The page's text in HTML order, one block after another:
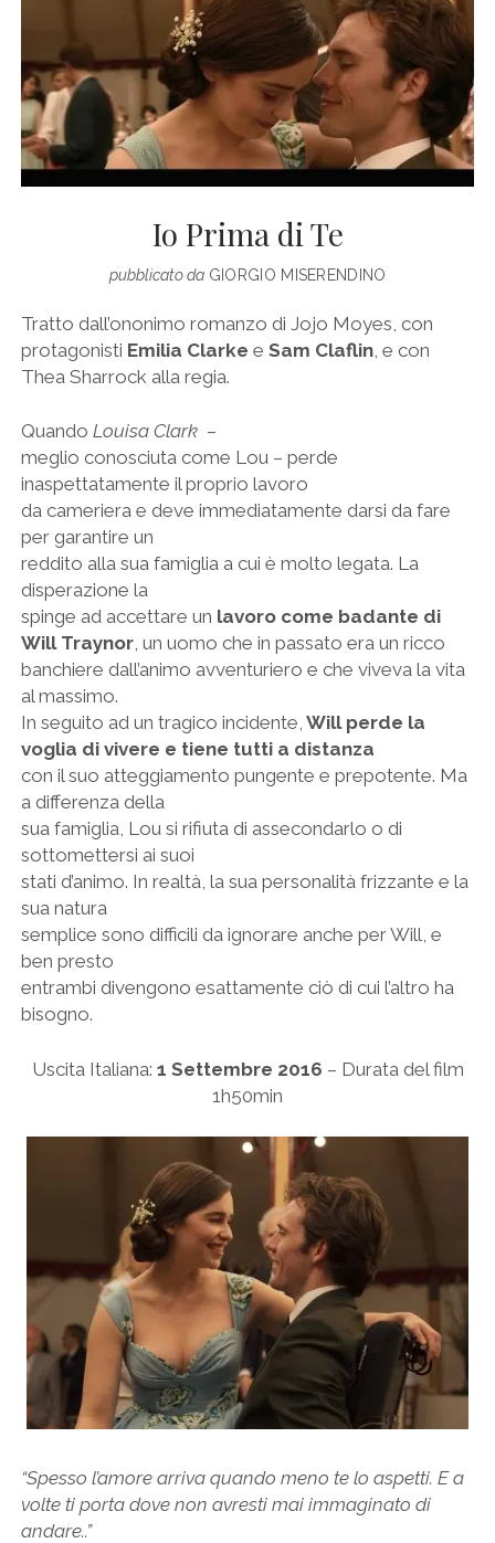
Io Prima di Te
pubblicato daGIORGIO MISERENDINO
Tratto dall’ononimo romanzo di Jojo Moyes, con
protagonisti Emilia Clarke e Sam Claflin, e con
Thea Sharrock alla regia.
Quando Louisa Clark –
meglio conosciuta come Lou – perde
inaspettatamente il proprio lavoro
da cameriera e deve immediatamente darsi da fare
per garantire un
reddito alla sua famiglia a cui è molto legata. La
disperazione la
spinge ad accettare un lavoro come badante di
Will Traynor, un uomo che in passato era un ricco
banchiere dall’animo avventuriero e che viveva la vita
al massimo.
In seguito ad un tragico incidente, Will perde la
voglia di vivere e tiene tutti a distanza
con il suo atteggiamento pungente e prepotente. Ma
a differenza della
sua famiglia, Lou si rifiuta di assecondarlo o di
sottomettersi ai suoi
stati d’animo. In realtà, la sua personalità frizzante e la
sua natura
semplice sono difficili da ignorare anche per Will, e
ben presto
entrambi divengono esattamente ciò di cui l’altro ha
bisogno.
Uscita Italiana: 1 Settembre 2016 – Durata del film
1h50min
“Spesso l’amore arriva quando meno te lo aspetti. E a
volte ti porta dove non avresti mai immaginato di
andare..”